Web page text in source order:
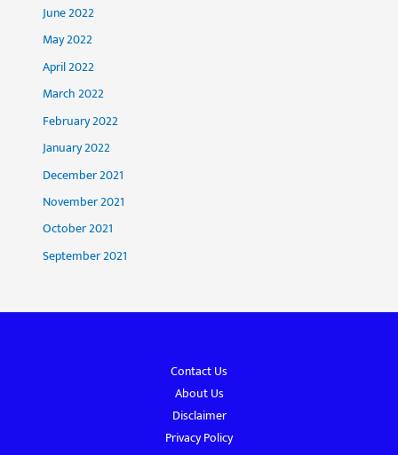
June 2022
May 2022
April 2022
March 2022
February 2022
January 2022
December 2021
November 2021
October 2021
September 2021
Contact Us
About Us
Disclaimer
Privacy Policy